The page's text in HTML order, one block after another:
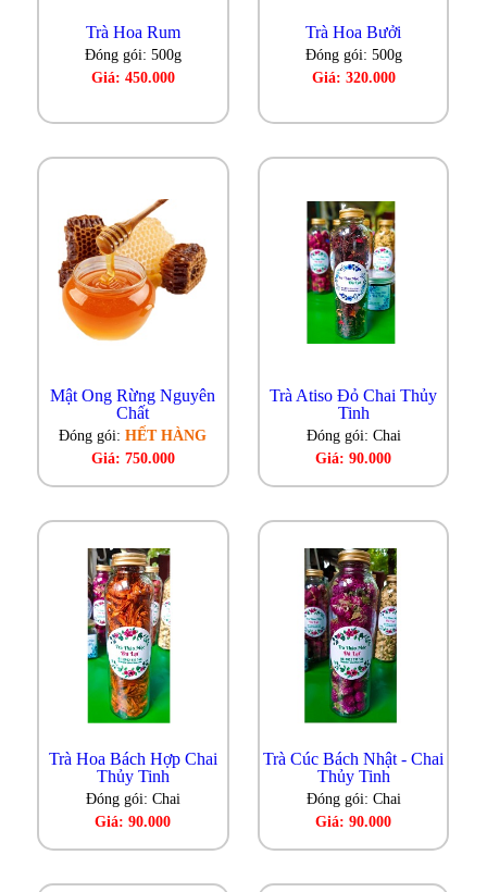
Trà Hoa Rum
Đóng gói: 500g
Giá: 450.000
Trà Hoa Bưởi
Đóng gói: 500g
Giá: 320.000
Mật Ong Rừng Nguyên
Chất
Đóng gói:HẾT HÀNG
Giá: 750.000
Trà Atiso Đỏ Chai Thủy
Tinh
Đóng gói: Chai
Giá: 90.000
Trà Hoa Bách Hợp Chai
Thủy Tinh
Đóng gói: Chai
Giá: 90.000
Trà Cúc Bách Nhật - Chai
Thủy Tinh
Đóng gói: Chai
Giá: 90.000